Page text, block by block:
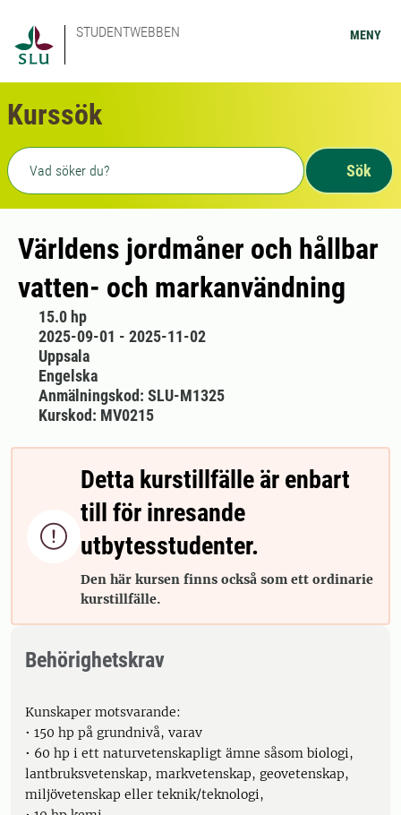
STUDENTWEBBEN MENY
Kurssök
Fritext sökning
Sök
Världens jordmåner och hållbar
vatten- och markanvändning
15.0 hp
2025-09-01 - 2025-11-02
Uppsala
Engelska
Anmälningskod: SLU-M1325
Kurskod: MV0215

Detta kurstillfälle är enbart
till för inresande
utbytesstudenter.
Den här kursen finns också som ett ordinarie
kurstillfälle.
Behörighetskrav
Kunskaper motsvarande:
• 150 hp på grundnivå, varav
• 60 hp i ett naturvetenskapligt ämne såsom biologi,
lantbruksvetenskap, markvetenskap, geovetenskap,
miljövetenskap eller teknik/teknologi,